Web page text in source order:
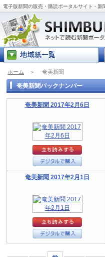
電子版新聞の販売・購読ポータルサイト - 新
ホーム ＞ 奄美新聞
奄美新聞バックナンバー
奄美新聞 2017年2月6日
奄美新聞 2017年2月1日